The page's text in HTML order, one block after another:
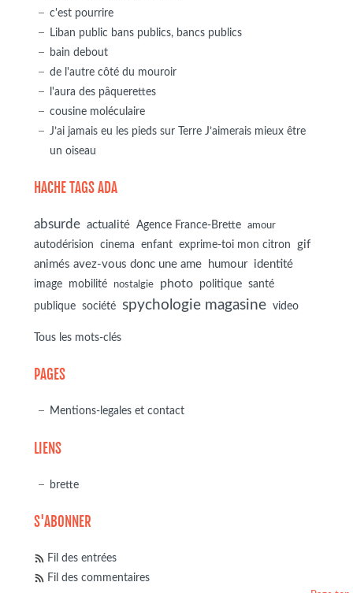
c'est pourrire
Liban public bans publics, bancs publics
bain debout
de l'autre côté du mouroir
l'aura des pâquerettes
cousine moléculaire
J’ai jamais eu les pieds sur Terre J’aimerais mieux être
un oiseau
HACHE TAGS ADA
absurde actualité Agence France-Brette amour
autodérision cinema enfant exprime-toi mon citron
gif
animés avez-vous donc une ame
humour identité
image mobilité nostalgie photo politique
santé
publique
société spychologie magasine video
Tous les mots-clés
PAGES
Mentions-legales et contact
LIENS
brette
S'ABONNER
Fil des entrées
Fil des commentaires